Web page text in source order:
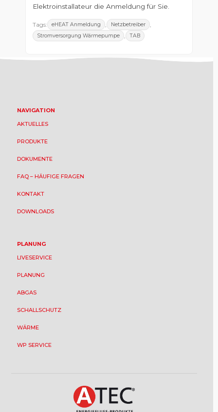
Elektroinstallateur die Anmeldung für Sie.
Tags: eHEAT Anmeldung , Netzbetreiber ,
Stromversorgung Wärmepumpe , TAB
NAVIGATION
AKTUELLES
PRODUKTE
DOKUMENTE
FAQ – HÄUFIGE FRAGEN
KONTAKT
DOWNLOADS
PLANUNG
LIVESERVICE
PLANUNG
ABGAS
SCHALLSCHUTZ
WÄRME
WP SERVICE